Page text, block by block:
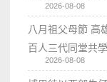
2026-08-08
八月祖父母節 高
百人三代同堂共
2026-08-08